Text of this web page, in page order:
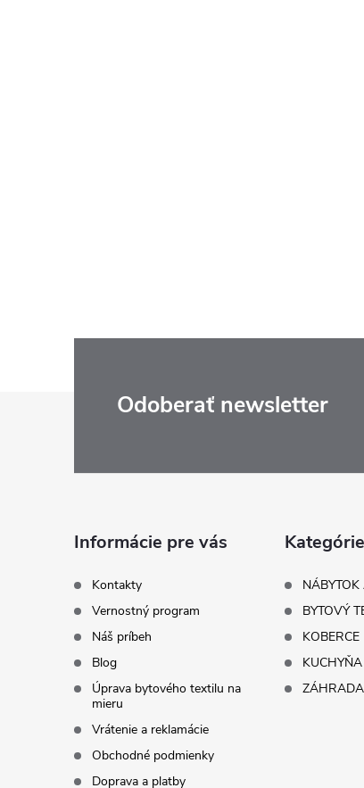
Odoberať newsletter
Informácie pre vás
Kontakty
Vernostný program
Náš príbeh
Blog
Úprava bytového textilu na
mieru
Vrátenie a reklamácie
Obchodné podmienky
Doprava a platby
Kategórie
BYTOVÝ
KOBERCE
ZÁHRADA